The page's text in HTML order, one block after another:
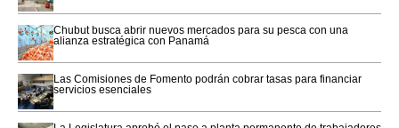
Chubut busca abrir nuevos mercados para su pesca con una
alianza estratégica con Panamá
Las Comisiones de Fomento podrán cobrar tasas para financiar
servicios esenciales